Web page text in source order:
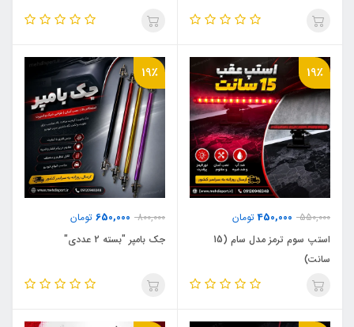
19٪
550,000
450,000تومان
استپ سوم ترمز مدل سام (15
سانت)
19٪
800,000
650,000 تومان
جک بامپر "بسته 2 عددی"